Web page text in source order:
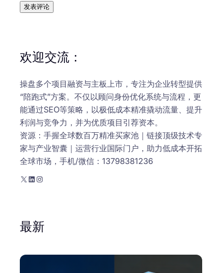
欢迎交流：
操盘多个项目融资与主板上市，专注为企业转型提供
“陪跑式”方案。不仅以顾问身份优化系统与流程，更
能通过SEO等策略，以极低成本精准撬动流量、提升
利润与竞争力，并为优质项目引荐资本。
资源：手握全球数百万精准买家池｜链接顶级技术专
家与产业智囊｜运营行业国际门户，助力低成本开拓
全球市场，手机/微信：13798381236
X LinkedIn Instagram
最新